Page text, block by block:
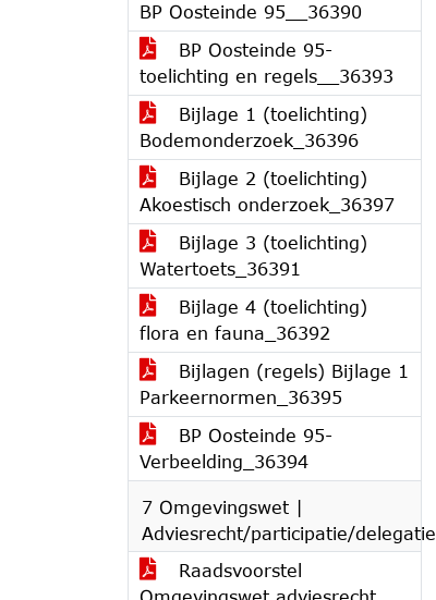
BP Oosteinde 95__36390
BP Oosteinde 95-
toelichting en regels__36393
Bijlage 1 (toelichting)
Bodemonderzoek_36396
Bijlage 2 (toelichting)
Akoestisch onderzoek_36397
Bijlage 3 (toelichting)
Watertoets_36391
Bijlage 4 (toelichting)
flora en fauna_36392
Bijlagen (regels) Bijlage 1
Parkeernormen_36395
BP Oosteinde 95-
Verbeelding_36394
7 Omgevingswet |
Adviesrecht/participatie/delegatie
Raadsvoorstel